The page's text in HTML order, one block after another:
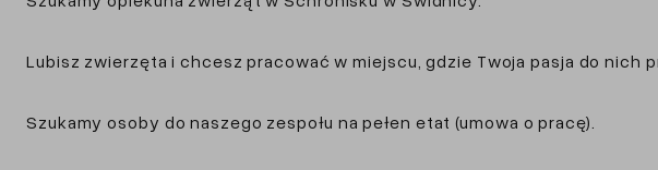
Lubisz zwierzęta i chcesz pracować w miejscu, gdzie Twoja pasja do nich
Szukamy osoby do naszego zespołu na pełen etat (umowa o pracę).